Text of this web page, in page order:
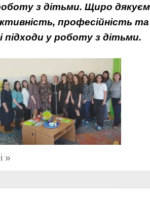
з дітьми. Щиро
професійність
підходи у роботу з дітьми.
»